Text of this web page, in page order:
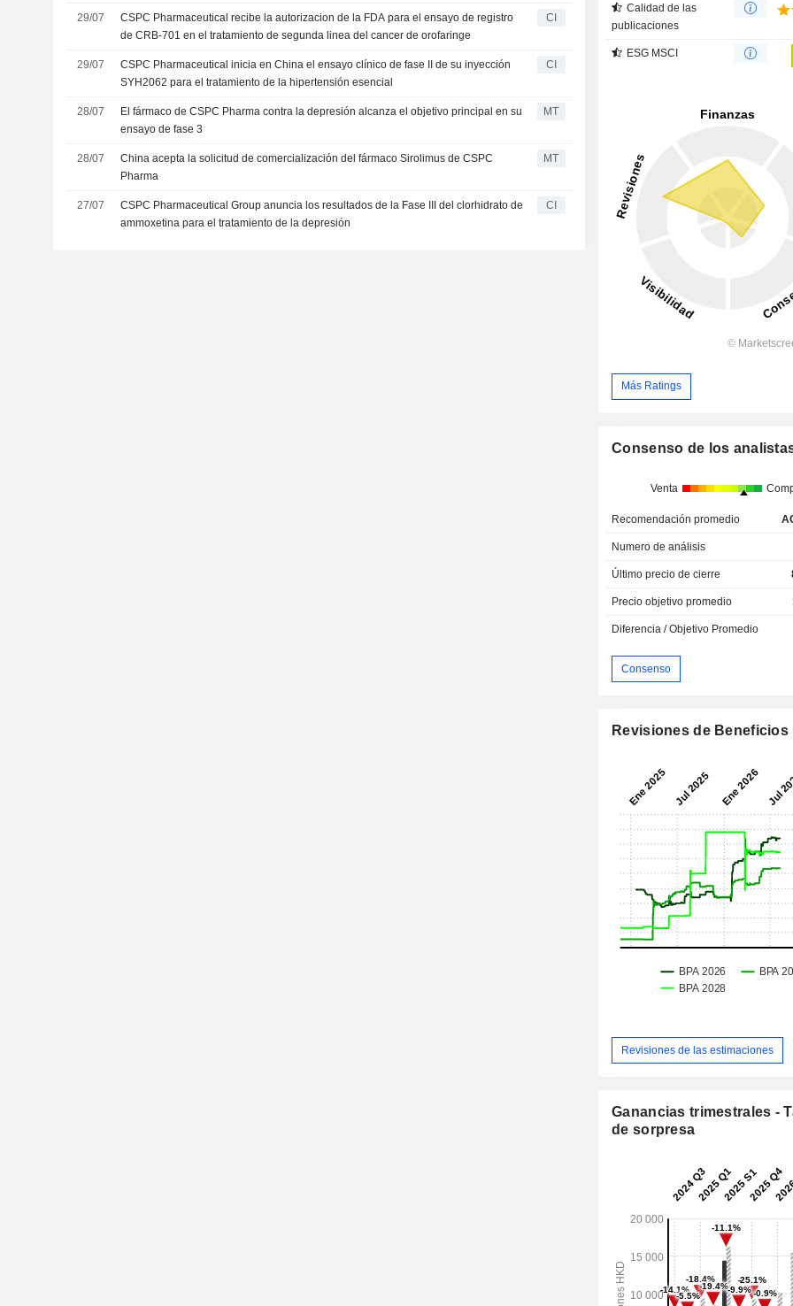
29/07
CSPC Pharmaceutical recibe la autorizacion de la FDA para el ensayo de registro
de CRB-701 en el tratamiento de segunda linea del cancer de orofaringe
CI
29/07
CSPC Pharmaceutical inicia en China el ensayo clínico de fase II de su inyección
SYH2062 para el tratamiento de la hipertensión esencial
CI
28/07
El fármaco de CSPC Pharma contra la depresión alcanza el objetivo principal en su
ensayo de fase 3
MT
28/07
China acepta la solicitud de comercialización del fármaco Sirolimus de CSPC
Pharma
MT
27/07
CSPC Pharmaceutical Group anuncia los resultados de la Fase III del clorhidrato de
ammoxetina para el tratamiento de la depresión
CI
Calidad de las
publicaciones
ESG MSCI
Más Ratings
Consenso de los
Venta
Recomendación promedio
Numero de análisis
Último precio de cierre
Precio objetivo promedio
Diferencia / Objetivo Promedio
Consenso
Revisiones de Beneficios
Revisiones de las estimaciones
Ganancias trimestrales -
de sorpresa